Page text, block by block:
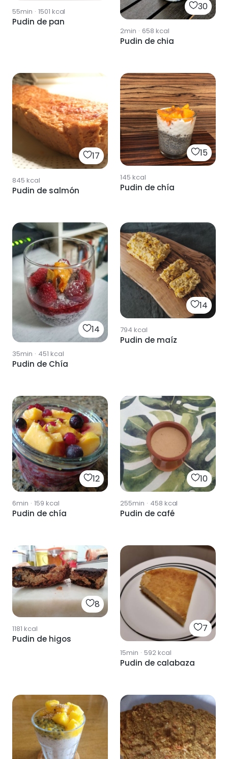
55min · 1501 kcal
Pudin de pan
30
2min · 658 kcal
Pudin de chia
17
845 kcal
Pudin de salmón
15
145 kcal
Pudin de chía
14
35min · 451 kcal
Pudin de Chía
14
794 kcal
Pudin de maíz
12
6min · 159 kcal
Pudin de chía
10
255min · 458 kcal
Pudin de café
8
1181 kcal
Pudin de higos
7
15min · 592kcal
Pudin de calabaza